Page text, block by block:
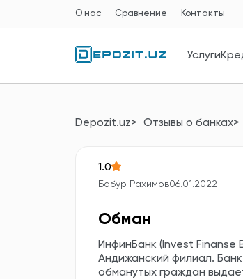
О нас Сравнение Контакты
Услуги
Depozit.uz Отзывы о банках
1.0
Бабур Рахимов06.01.2022
Обман
ИнфинБанк (Invest Finanse
Андижанский филиал.
обманутых граждан